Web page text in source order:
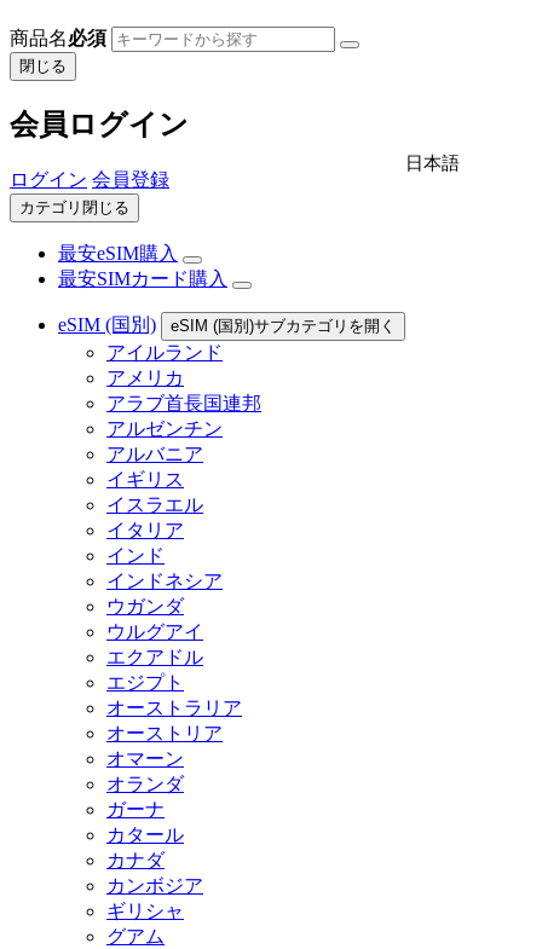
商品名必須
閉じる
会員ログイン
ログイン 会員登録
日本語
カテゴリ閉じる
最安eSIM購入
最安SIMカード購入
eSIM (国別) eSIM (国別)サブカテゴリを開く
アイルランド
アメリカ
アラブ首長国連邦
アルゼンチン
アルバニア
イギリス
イスラエル
イタリア
インド
インドネシア
ウガンダ
ウルグアイ
エクアドル
エジプト
オーストラリア
オーストリア
オマーン
オランダ
ガーナ
カタール
カナダ
カンボジア
ギリシャ
グアム